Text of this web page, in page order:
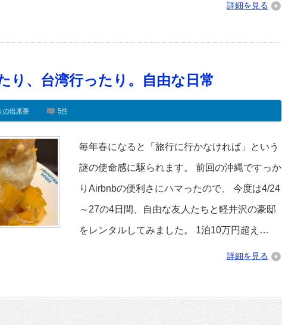
詳細を見る
り、台湾行ったり。自由な日常
の出来事 5件
毎年春になると「旅行に行かなければ」という
謎の使命感に駆られます。 前回の沖縄ですっか
りAirbnbの便利さにハマったので、 今度は4/24
～27の4日間、自由な友人たちと軽井沢の豪邸
をレンタルしてみました。 1泊10万円超え…
詳細を見る